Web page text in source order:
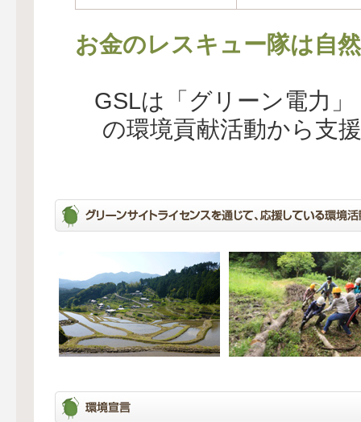
お金のレスキュー隊は自
GSLは「グリーン電力
の環境貢献活動から支